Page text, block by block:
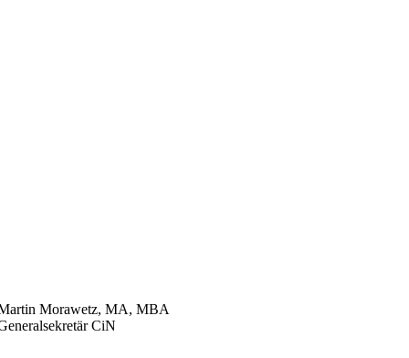
Morawetz, MA, MBA
CiN